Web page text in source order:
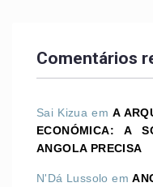
Comentários
Sai Kizua emA
ECONÓMICA: A
ANGOLA PRECISA
N'Dá Lussolo em